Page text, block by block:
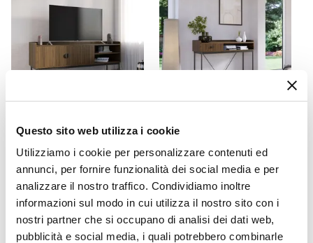
Questo sito web utilizza i cookie
Utilizziamo i cookie per personalizzare contenuti ed
annunci, per fornire funzionalità dei social media e per
analizzare il nostro traffico. Condividiamo inoltre
informazioni sul modo in cui utilizza il nostro sito con i
nostri partner che si occupano di analisi dei dati web,
pubblicità e social media, i quali potrebbero combinarle
con 2 ante soft close noce
cannettato e gambe in
metallo nero - Ozma
cassetto soft close noce
cannettato e gambe in
metallo nero - Ozma